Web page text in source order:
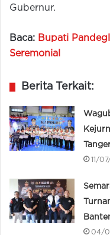
Gubernur.
Baca: Bupati
Seremonial
Berita Terkait:
11/
04/